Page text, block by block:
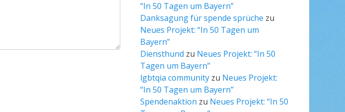
“In 50 Tagen um Bayern”
Danksagung für spende sprüche zu
Neues Projekt: “In 50 Tagen um
Bayern”
Diensthund zu Neues Projekt: “In 50
Tagen um Bayern”
lgbtqia community zu Neues Projekt:
“In 50 Tagen um Bayern”
Spendenaktion zu Neues Projekt: “In 50